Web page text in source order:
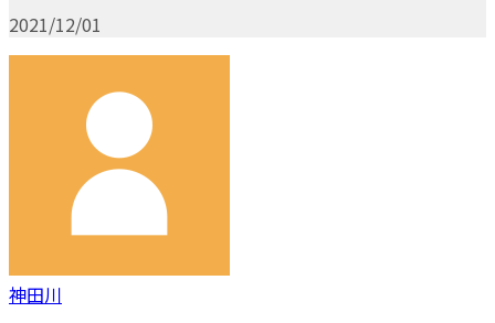
2021/12/01
神田川